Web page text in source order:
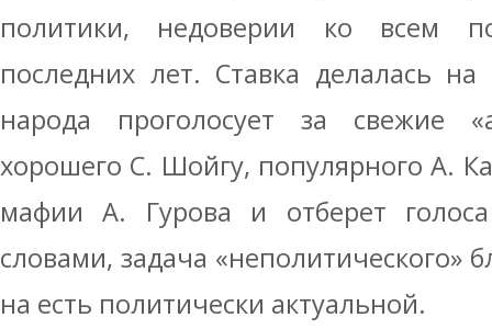
политики, недоверии ко всем
последних лет. Ставка делалась
народа проголосует за свежие
хорошего С. Шойгу, популярного А.
мафии А. Гурова и отберет
словами, задача «неполитического»
на есть политически актуальной.